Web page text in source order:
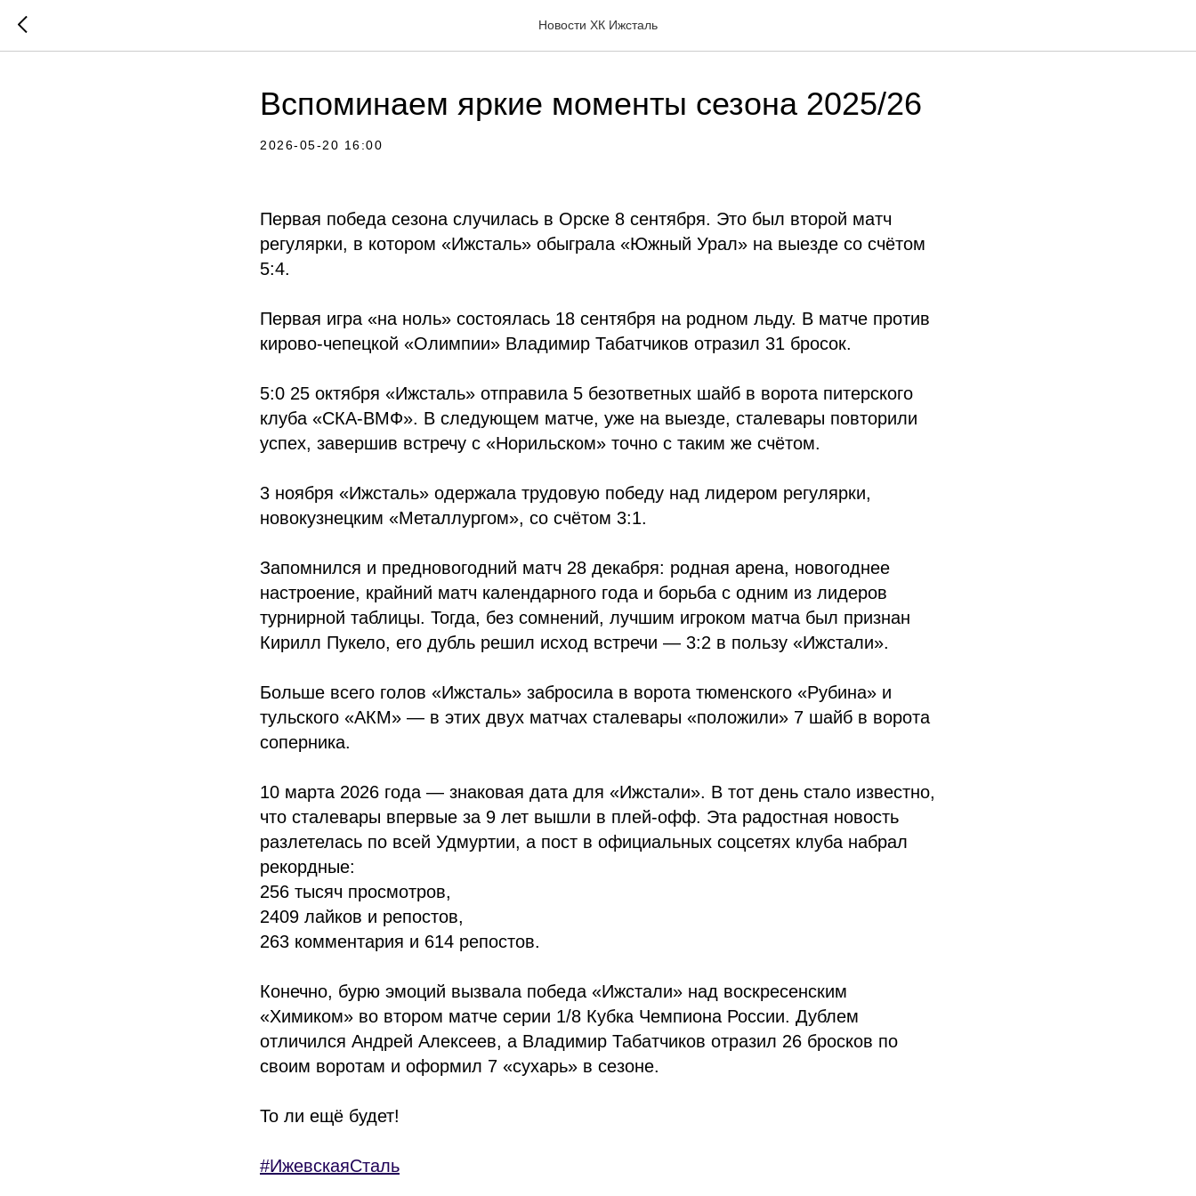
Новости ХК Ижсталь
Вспоминаем яркие моменты сезона 2025/26
2026-05-20 16:00
Первая победа сезона случилась в Орске 8 сентября. Это был второй матч
регулярки, в котором «Ижсталь» обыграла «Южный Урал» на выезде со счётом
5:4.
Первая игра «на ноль» состоялась 18 сентября на родном льду. В матче против
кирово-чепецкой «Олимпии» Владимир Табатчиков отразил 31 бросок.
5:0 25 октября «Ижсталь» отправила 5 безответных шайб в ворота питерского
клуба «СКА-ВМФ». В следующем матче, уже на выезде, сталевары повторили
успех, завершив встречу с «Норильском» точно с таким же счётом.
3 ноября «Ижсталь» одержала трудовую победу над лидером регулярки,
новокузнецким «Металлургом», со счётом 3:1.
Запомнился и предновогодний матч 28 декабря: родная арена, новогоднее
настроение, крайний матч календарного года и борьба с одним из лидеров
турнирной таблицы. Тогда, без сомнений, лучшим игроком матча был признан
Кирилл Пукело, его дубль решил исход встречи — 3:2 в пользу «Ижстали».
Больше всего голов «Ижсталь» забросила в ворота тюменского «Рубина» и
тульского «АКМ» — в этих двух матчах сталевары «положили» 7 шайб в ворота
соперника.
10 марта 2026 года — знаковая дата для «Ижстали». В тот день стало известно,
что сталевары впервые за 9 лет вышли в плей-офф. Эта радостная новость
разлетелась по всей Удмуртии, а пост в официальных соцсетях клуба набрал
рекордные:
256 тысяч просмотров,
2409 лайков и репостов,
263 комментария и 614 репостов.
Конечно, бурю эмоций вызвала победа «Ижстали» над воскресенским
«Химиком» во втором матче серии 1/8 Кубка Чемпиона России. Дублем
отличился Андрей Алексеев, а Владимир Табатчиков отразил 26 бросков по
своим воротам и оформил 7 «сухарь» в сезоне.
То ли ещё будет!
#ИжевскаяСталь